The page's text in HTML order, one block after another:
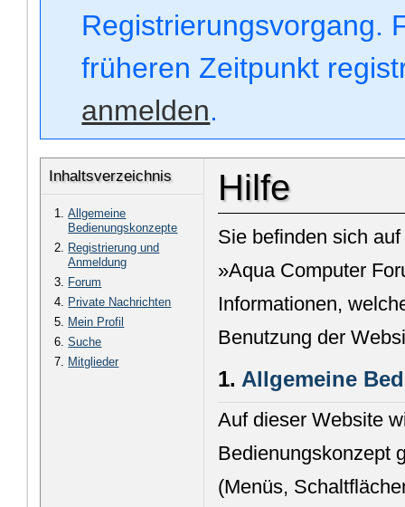
Registrierungsvorgang.
früheren Zeitpunkt
anmelden.
Inhaltsverzeichnis
Allgemeine
Bedienungskonzepte
Registrierung und
Anmeldung
Forum
Private Nachrichten
Mein Profil
Suche
Mitglieder
Hilfe
Sie befinden sich
»Aqua Computer
Informationen,
Benutzung der
1. Allgemeine
Auf dieser Website
Bedienungskonzept
(Menüs,